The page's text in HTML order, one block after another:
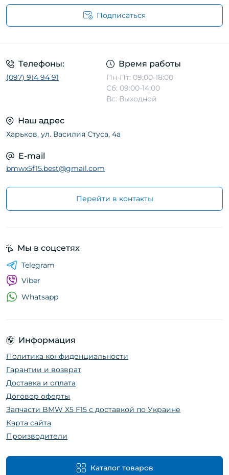
Подписаться
Телефоны:
(097) 914 94 91
Время работы
Пн-Пт: 09:00-18:00
Сб: 09:00-14:00
Вс: Выходной
Наш адрес
Харьков, ул. Василия Стуса, 4а
E-mail
bmwx5f15.best@gmail.com
Перейти в контакты
Информация
Политика конфиденциальности
Гарантии и возврат
Доставка и оплата
Договор оферты
Запчасти BMW X5 F15 с доставкой по Украине
Карта сайта
Производители
Каталог товаров
Мы в соцсетях
Telegram
Viber
Whatsapp